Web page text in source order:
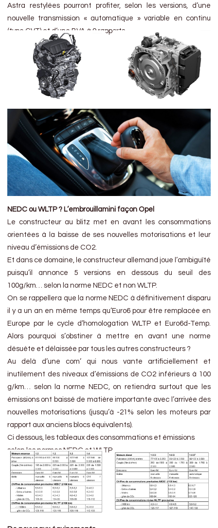
Astra restylées pourront profiter, selon les versions, d’une
nouvelle transmission « automatique » variable en continu
(type CVT) et d’une BVA à 9 rapports.
NEDC ou WLTP ? L’embrouillamini façon Opel
Le constructeur au blitz met en avant les consommations
orientées à la baisse de ses nouvelles motorisations et leur
niveau d’émissions de CO2.
Et dans ce domaine, le constructeur allemand joue l’ambiguïté
puisqu’il annonce 5 versions en dessous du seuil des
100g/km… selon la norme NEDC et non WLTP.
On se rappellera que la norme NEDC à définitivement disparu
il y a un an en même temps qu’Euro6 pour être remplacée en
Europe par le cycle d’homologation WLTP et Euro6d-Temp.
Alors pourquoi s’obstiner à mettre en avant une norme
désuète et délaissée par tous les autres constructeurs ?
Au delà d’une com’ qui nous vante artificiellement et
inutilement des niveaux d’émissions de CO2 inférieurs à 100
g/km… selon la norme NEDC, on retiendra surtout que les
émissions ont baissé de matière importante avec l’arrivée des
nouvelles motorisations (jusqu’à -21% selon les moteurs par
rapport aux anciens blocs équivalents).
Ci dessous, les tableaux des consommations et émissions
selon les normes NEDC et WLTP